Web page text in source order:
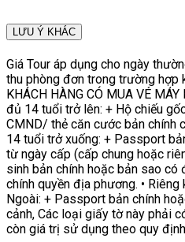
LƯU Ý KHÁC
Giá Tour áp dụng cho ngày
thu phòng đơn trong trường hợp
KHÁCH HÀNG CÓ MUA VÉ
đủ 14 tuổi trở lên: + Hộ chiếu
CMND/ thẻ căn cước bản chính
14 tuổi trở xuống: + Passport
từ ngày cấp (cấp chung hoặc
sinh bản chính hoặc bản sao có
chính quyền địa phương. •
Ngoài: + Passport bản chính
cảnh, Các loại giấy tờ này phải
còn giá trị sử dụng theo quy